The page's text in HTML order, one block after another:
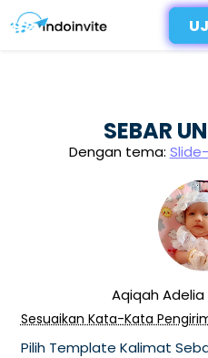
SEBAR
Dengan tema:
Aqiqah
Sesuaikan Kata-Kata
Pilih Template Kalimat